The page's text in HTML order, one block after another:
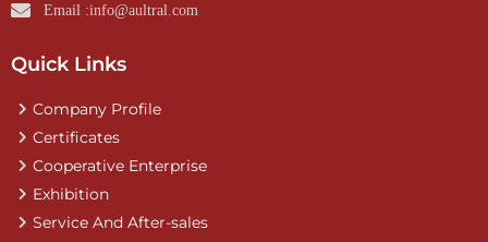
Email :info@aultral.com
Quick Links
Company Profile
Certificates
Cooperative Enterprise
Exhibition
Service And After-sales